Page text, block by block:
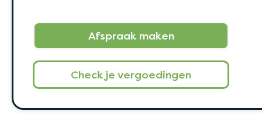
Afspraak maken
Check je vergoedingen